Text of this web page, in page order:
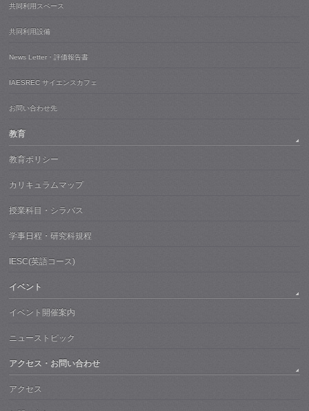
共同利用スペース
共同利用設備
News Letter・評価報告書
IAESREC サイエンスカフェ
お問い合わせ先
教育
教育ポリシー
カリキュラムマップ
授業科目・シラバス
学事日程・研究科規程
IESC(英語コース)
イベント
イベント開催案内
ニューストピック
アクセス・お問い合わせ
アクセス